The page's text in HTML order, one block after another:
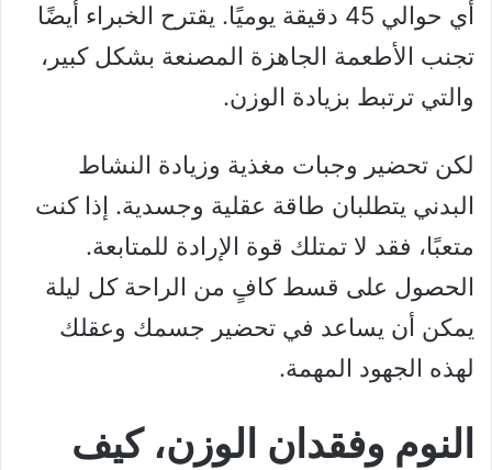
أي حوالي 45 دقيقة يوميًا. يقترح الخبراء أيضًا
تجنب الأطعمة الجاهزة المصنعة بشكل كبير،
والتي ترتبط بزيادة الوزن.
لكن تحضير وجبات مغذية وزيادة النشاط
البدني يتطلبان طاقة عقلية وجسدية. إذا كنت
متعبًا، فقد لا تمتلك قوة الإرادة للمتابعة.
الحصول على قسط كافٍ من الراحة كل ليلة
يمكن أن يساعد في تحضير جسمك وعقلك
لهذه الجهود المهمة.
النوم وفقدان الوزن، كيف